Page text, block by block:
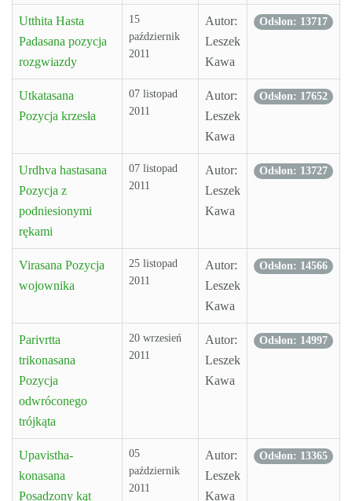
Utthita Hasta
Padasana pozycja
rozgwiazdy
15
październik
2011
Autor:
Leszek
Kawa
Odsłon: 13717
Utkatasana
Pozycja krzesła
07 listopad
2011
Autor:
Leszek
Kawa
Odsłon: 17652
Urdhva hastasana
Pozycja z
podniesionymi
rękami
07 listopad
2011
Autor:
Leszek
Kawa
Odsłon: 13727
Virasana Pozycja
wojownika
25 listopad
2011
Autor:
Leszek
Kawa
Odsłon: 14566
Parivrtta
trikonasana
Pozycja
odwróconego
trójkąta
20 wrzesień
2011
Autor:
Leszek
Kawa
Odsłon: 14997
Upavistha-
konasana
Posadzony kąt
05
październik
2011
Autor:
Leszek
Kawa
Odsłon: 13365